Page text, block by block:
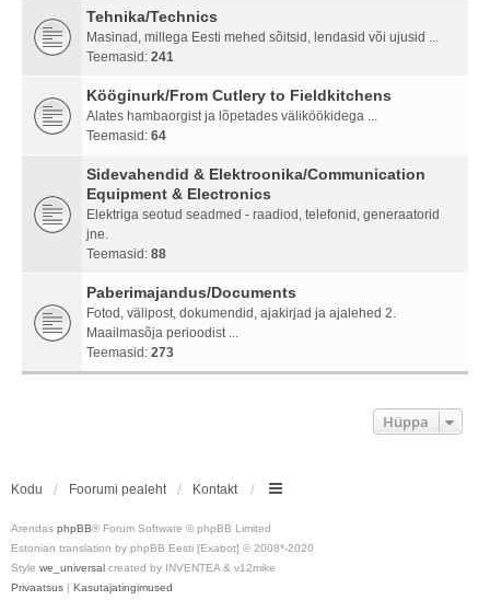
Tehnika/Technics
Masinad, millega Eesti mehed sõitsid, lendasid või ujusid ...
Teemasid: 241
Kööginurk/From Cutlery to Fieldkitchens
Alates hambaorgist ja lõpetades väliköökidega ...
Teemasid: 64
Sidevahendid & Elektroonika/Communication
Equipment & Electronics
Elektriga seotud seadmed - raadiod, telefonid, generaatorid
jne.
Teemasid: 88
Paberimajandus/Documents
Fotod, välipost, dokumendid, ajakirjad ja ajalehed 2.
Maailmasõja perioodist ...
Teemasid: 273
Hüppa
Kodu Foorumi pealeht Kontakt
Arendas phpBB® Forum Software © phpBB Limited
Estonian translation by phpBB Eesti [Exabot] © 2008*-2020
Style we_universal created by INVENTEA & v12mike
Privaatsus | Kasutajatingimused